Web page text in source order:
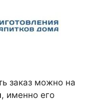
заказ можно на
, именно его